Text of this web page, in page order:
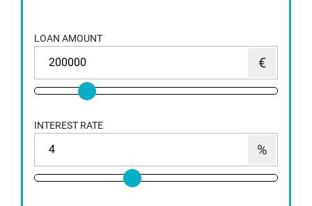
LOAN AMOUNT
INTEREST RATE